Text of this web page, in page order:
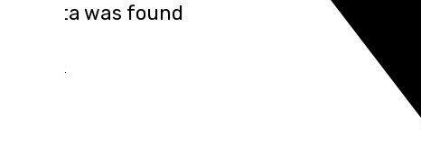
No data was found